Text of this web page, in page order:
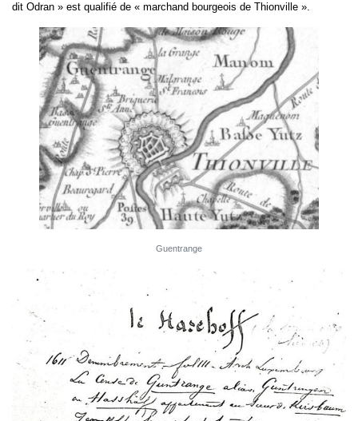
dit Odran » est qualifié de « marchand bourgeois de Thionville ».
Guentrange